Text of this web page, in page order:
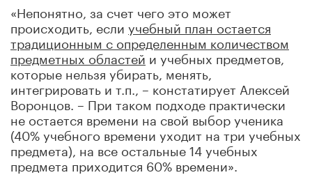
«Непонятно, за счет чего это может
происходить, если учебный план остается
традиционным с определенным количеством
предметных областейи учебных предметов,
которые нельзя убирать, менять,
интегрировать и т.п., – констатирует Алексей
Воронцов. – При таком подходе практически
не остается времени на свой выбор ученика
(40% учебного времени уходит на три учебных
предмета), на все остальные 14 учебных
предмета приходится 60% времени».